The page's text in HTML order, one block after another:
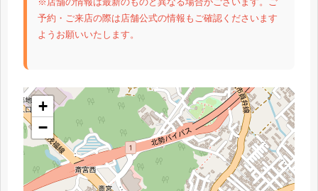
予約・ご来店の際は店舗公式の情報もご確認くださいます
ようお願いいたします。
+
−